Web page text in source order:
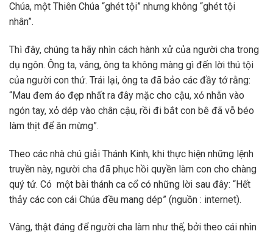
Chúa, một Thiên Chúa “ghét tội” nhưng không “ghét tội
nhân”.
Thì đây, chúng ta hãy nhìn cách hành xử của người cha trong
dụ ngôn. Ông ta, vâng, ông ta không màng gì đến lời thú tội
của người con thứ. Trái lại, ông ta đã bảo các đầy tớ rằng:
“Mau đem áo đẹp nhất ra đây mặc cho cậu, xỏ nhẫn vào
ngón tay, xỏ dép vào chân cậu, rồi đi bắt con bê đã vỗ béo
làm thịt để ăn mừng”.
Theo các nhà chú giải Thánh Kinh, khi thực hiện những lệnh
truyền này, người cha đã phục hồi quyền làm con cho chàng
quý tử. Có một bài thánh ca cổ có những lời sau đây: “Hết
thảy các con cái Chúa đều mang dép” (nguồn : internet).
Vâng, thật đáng để người cha làm như thế, bởi theo cái nhìn